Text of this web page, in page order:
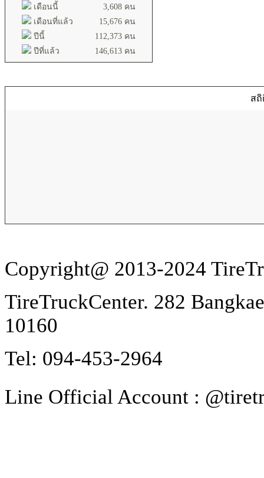
เดือนนี้
3,608 คน
เดือนที่แล้ว
15,676 คน
ปีนี้
112,373 คน
ปีที่แล้ว
146,613 คน
สถิ
Copyright@ 2013-2024
TireTruckCenter. 282
10160
Tel: 094-453-2964
Line Official Account :